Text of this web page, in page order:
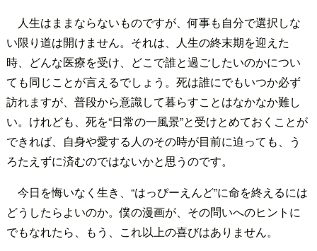
人生はままならないものですが、何事も自分で選択しな
い限り道は開けません。それは、人生の終末期を迎えた
時、どんな医療を受け、どこで誰と過ごしたいのかについ
ても同じことが言えるでしょう。死は誰にでもいつか必ず
訪れますが、普段から意識して暮らすことはなかなか難し
い。けれども、死を“日常の一風景”と受けとめておくことが
できれば、自身や愛する人のその時が目前に迫っても、う
ろたえずに済むのではないかと思うのです。
今日を悔いなく生き、“はっぴーえんど”に命を終えるには
どうしたらよいのか。僕の漫画が、その問いへのヒントに
でもなれたら、もう、これ以上の喜びはありません。